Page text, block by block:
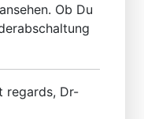
Ob Du
regards, Dr-